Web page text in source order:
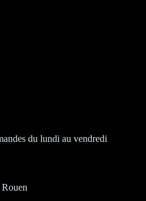
du lundi au vendredi